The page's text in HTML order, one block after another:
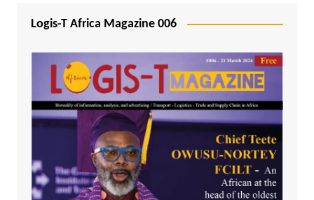
Logis-T Africa Magazine 006